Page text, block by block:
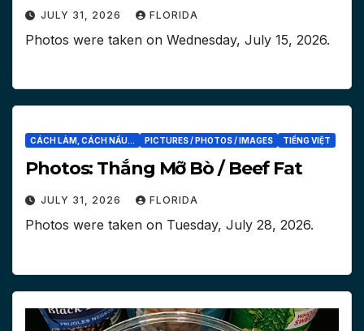
JULY 31, 2026 FLORIDA
Photos were taken on ‎Wednesday, ‎July ‎15, ‎2026.
CÁCH LÀM, CÁCH NẤU... PICTURES / PHOTOS / IMAGES TIẾNG VIỆT
Photos: Thắng Mỡ Bò / Beef Fat
JULY 31, 2026 FLORIDA
Photos were taken on ‎Tuesday, ‎July ‎28, ‎2026.